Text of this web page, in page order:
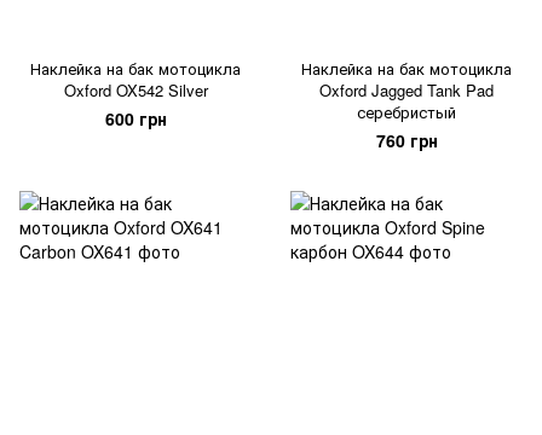
Наклейка на бак мотоцикла
Oxford OX542 Silver
600 грн
Наклейка на бак мотоцикла
Oxford Jagged Tank Pad
серебристый
760 грн